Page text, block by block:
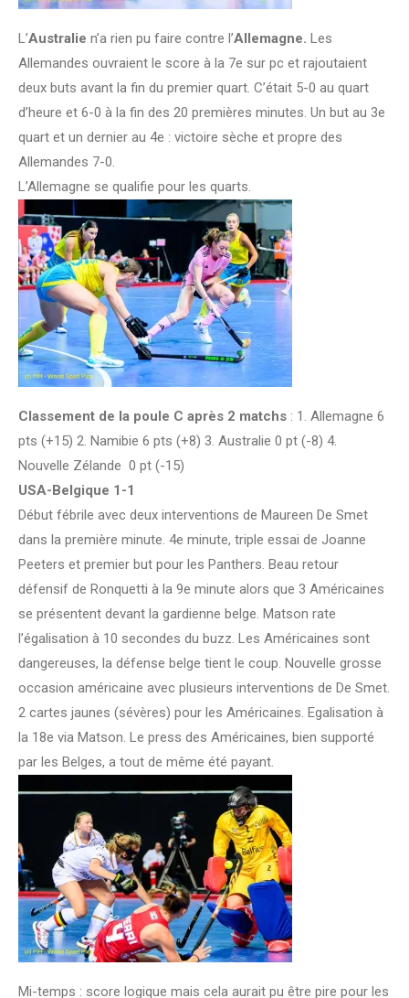
L’Australie n’a rien pu faire contre l’Allemagne. Les
Allemandes ouvraient le score à la 7e sur pc et rajoutaient
deux buts avant la fin du premier quart. C’était 5-0 au quart
d’heure et 6-0 à la fin des 20 premières minutes. Un but au 3e
quart et un dernier au 4e : victoire sèche et propre des
Allemandes 7-0.
L’Allemagne se qualifie pour les quarts.
Classement de la poule C après 2 matchs : 1. Allemagne 6
pts (+15) 2. Namibie 6 pts (+8) 3. Australie 0 pt (-8) 4.
Nouvelle Zélande 0 pt (-15)
USA-Belgique 1-1
Début fébrile avec deux interventions de Maureen De Smet
dans la première minute. 4e minute, triple essai de Joanne
Peeters et premier but pour les Panthers. Beau retour
défensif de Ronquetti à la 9e minute alors que 3 Américaines
se présentent devant la gardienne belge. Matson rate
l’égalisation à 10 secondes du buzz. Les Américaines sont
dangereuses, la défense belge tient le coup. Nouvelle grosse
occasion américaine avec plusieurs interventions de De Smet.
2 cartes jaunes (sévères) pour les Américaines. Egalisation à
la 18e via Matson. Le press des Américaines, bien supporté
par les Belges, a tout de même été payant.
Mi-temps : score logique mais cela aurait pu être pire pour les